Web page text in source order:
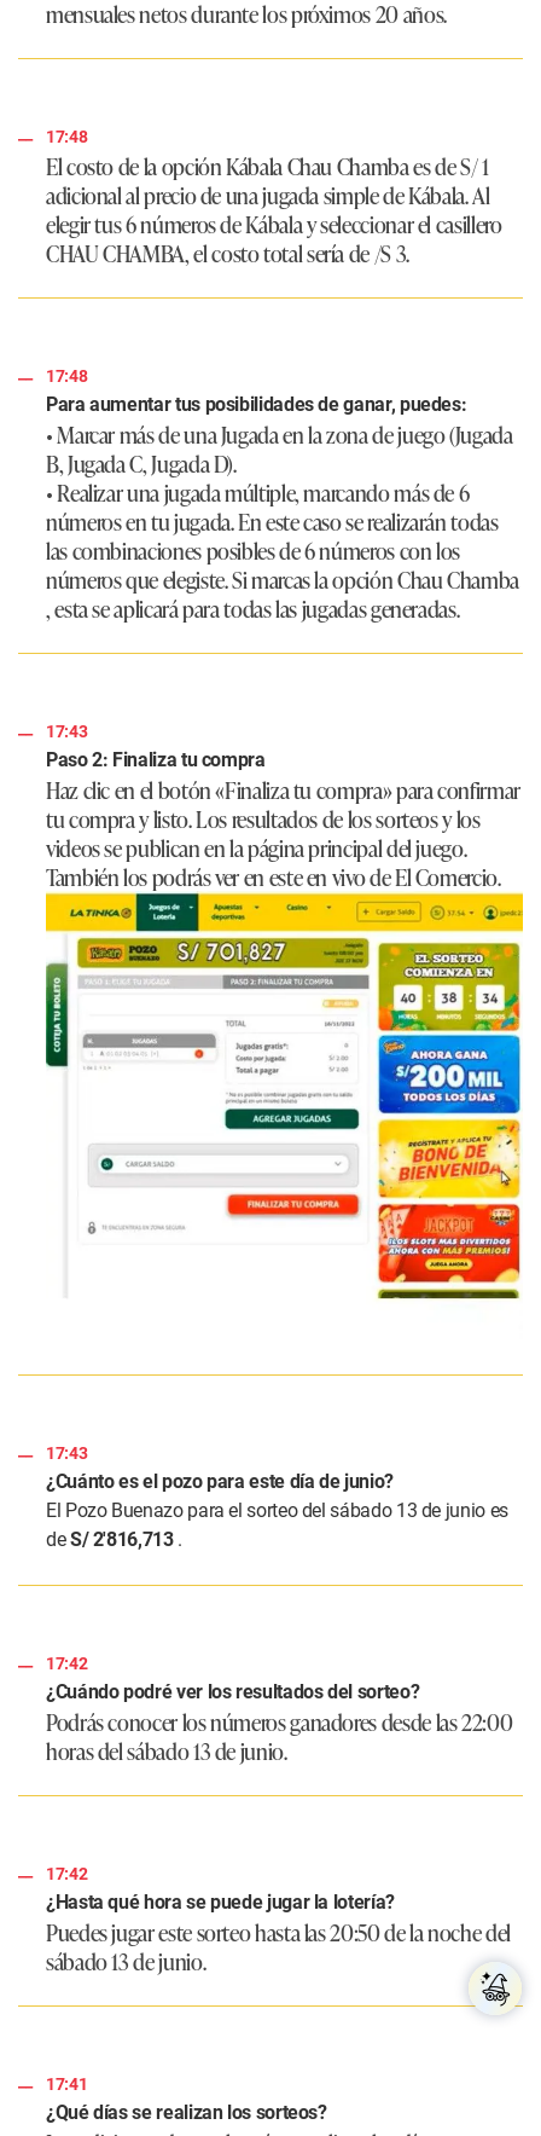
mensuales netos durante los próximos 20 años.
17:48
El costo de la opción Kábala Chau Chamba es de S/ 1
adicional al precio de una jugada simple de Kábala. Al
elegir tus 6 números de Kábala y seleccionar el casillero
CHAU CHAMBA, el costo total sería de /S 3.
17:48
Para aumentar tus posibilidades de ganar, puedes:
• Marcar más de una Jugada en la zona de juego (Jugada
B, Jugada C, Jugada D).
• Realizar una jugada múltiple, marcando más de 6
números en tu jugada. En este caso se realizarán todas
las combinaciones posibles de 6 números con los
números que elegiste. Si marcas la opción Chau Chamba
, esta se aplicará para todas las jugadas generadas.
17:43
Paso 2: Finaliza tu compra
Haz clic en el botón «Finaliza tu compra» para confirmar
tu compra y listo. Los resultados de los sorteos y los
videos se publican en la página principal del juego.
También los podrás ver en este en vivo de El Comercio.
17:43
¿Cuánto es el pozo para este día de junio?
El Pozo Buenazo para el sorteo del sábado 13 de junio es
deS/ 2'816,713.
17:42
¿Cuándo podré ver los resultados del sorteo?
Podrás conocer los números ganadores desde las 22:00
horas del sábado 13 de junio.
17:42
¿Hasta qué hora se puede jugar la lotería?
Puedes jugar este sorteo hasta las 20:50 de la noche del
sábado 13 de junio.
17:41
¿Qué días se realizan los sorteos?